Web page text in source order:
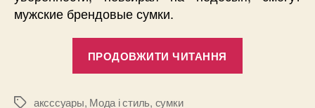
мужские брендовые сумки.
ПРОДОВЖИТИ ЧИТАННЯ
Позначки
аксссуары, Мода і стиль, сумки